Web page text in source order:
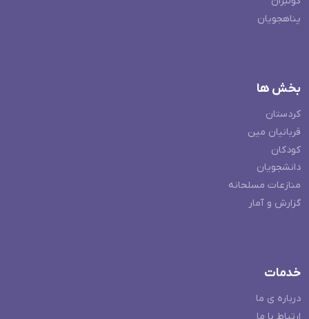
پناهجویان
بخش ها
کردستان
قربانیان مین
کودکان
دانشجویان
منازعات مسلحانه
گزارش و آمار
خدمات
درباره ی ما